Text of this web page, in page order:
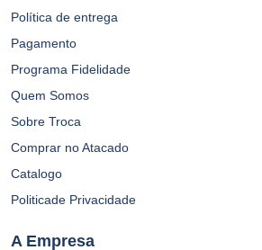
Política de entrega
Pagamento
Programa Fidelidade
Quem Somos
Sobre Troca
Comprar no Atacado
Catalogo
Politicade Privacidade
A Empresa